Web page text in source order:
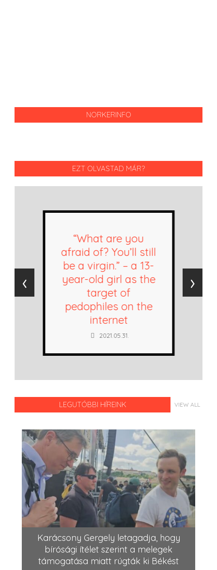
NORKERINFO
EZT OLVASTAD MÁR?
“What are you
afraid of? You’ll still
be a virgin.” – a 13-
year-old girl as the
target of
pedophiles on the
internet
2021.05.31.
‹ ›
LEGUTÓBBI HÍREINK VIEW ALL
Karácsony Gergely letagadja, hogy
bírósági ítélet szerint a melegek
támogatása miatt rúgták ki Békést